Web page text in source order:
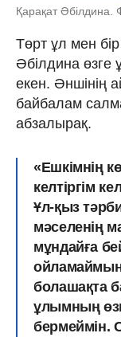
Қарақат Әбілдина.
Төрт ұл мен
Әбілдина өзге
екен. Әншінің
байбалам
абзалырақ.
«Ешкімнің
келтіргім
Ұл-қыз
мәселенің
мұндайға
болашақта
ұлымның
бермеймін.